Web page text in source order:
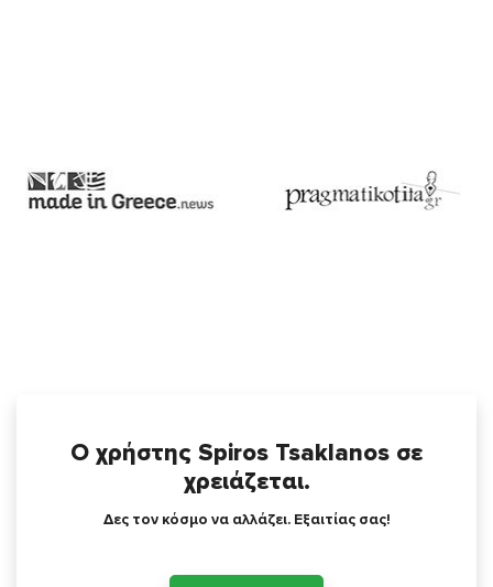
Ο χρήστης Spiros Tsaklanos σε
χρειάζεται.
Δες τον κόσμο να αλλάζει. Εξαιτίας σας!